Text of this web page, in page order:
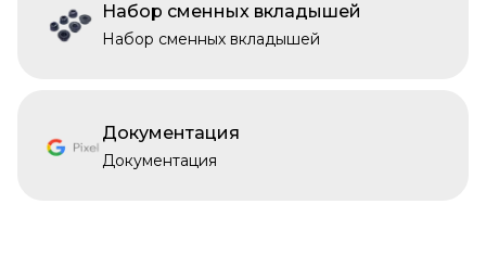
Набор сменных вкладышей
Набор сменных вкладышей
Документация
Документация